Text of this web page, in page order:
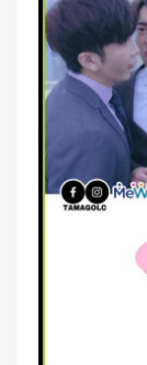
e
d
o
n